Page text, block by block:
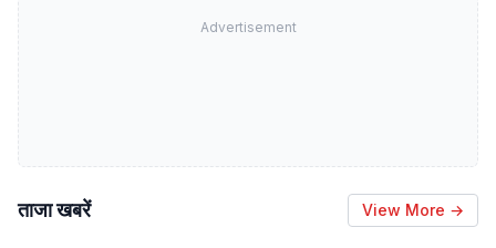
Advertisement
ताजा खबरें View More →